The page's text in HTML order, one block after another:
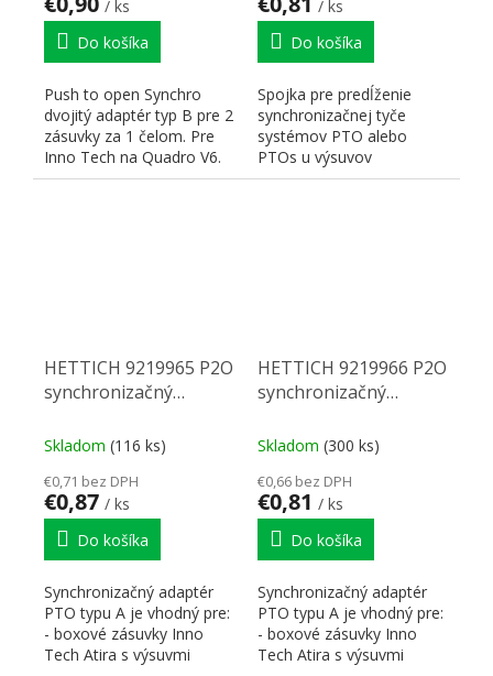
/ ks
Do košíka
Push to open Synchro
dvojitý adaptér typ B pre 2
zásuvky za 1 čelom. Pre
Inno Tech na Quadro V6.
/ ks
Do košíka
Spojka pre predĺženie
synchronizačnej tyče
systémov PTO alebo
PTOs u výsuvov
Quadro/Actro. Umožňuje
HETTICH 9219965 P2O
synchronizačný
Skladom (116 ks)
€0,71 bez DPH
€0,87 / ks
Do košíka
Synchronizačný adaptér
PTO typu A je vhodný pre:
- boxové zásuvky Inno
Tech Atira s výsuvmi
HETTICH 9219966 P2O
synchronizačný
Skladom (300 ks)
€0,66 bez DPH
€0,81 / ks
Do košíka
Synchronizačný adaptér
PTO typu A je vhodný pre:
- boxové zásuvky Inno
Tech Atira s výsuvmi